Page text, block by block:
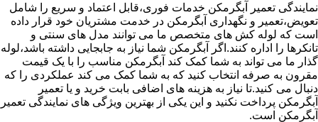
نمایندگی تعمیر آبگرمکن خدمات فوری،قابل اعتماد و سریع را شامل
تعویض،تعمیر و نگهداری آبگرمکن در خدمت مشتریان خود قرار داده
است که لوله کش های متخصص ما می توانند مدل های سنتی و
تانکرها را اداره کنند.اگر آبگرمکن شما نیاز به جابجایی داشته باشد،لوله
گذار ما می تواند به شما کمک کند آبگرمکن مناسب را با یک قیمت
مقرون به صرفه انتخاب کنید که به شما کمک می کند عملکردی را که
دنبال می کنید.تا نیاز به هزینه های اضافی بابت خرید و یا تعمیر
آبگرمکن پرداخت نکنید و این یکی از بهترین ویژگی های نمایندگی تعمیر
آبگرمکن است.